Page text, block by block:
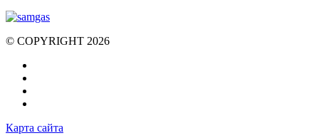
© COPYRIGHT 2026
Карта сайта